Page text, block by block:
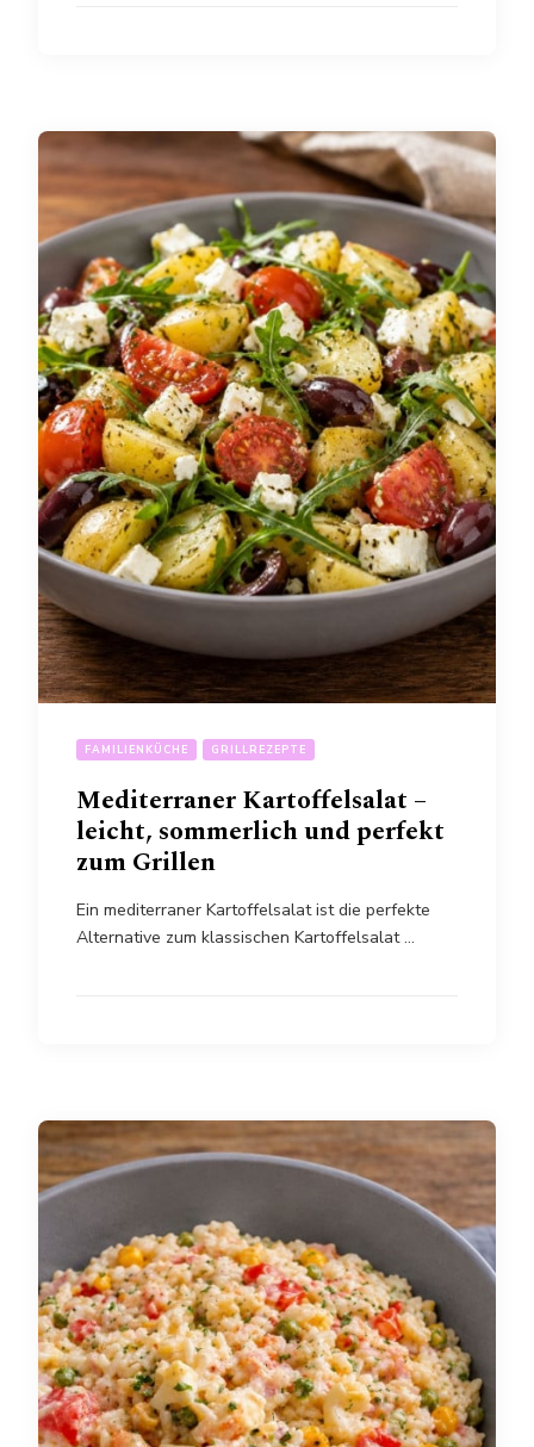
FAMILIENKÜCHE GRILLREZEPTE
Mediterraner Kartoffelsalat –
leicht, sommerlich und perfekt
zum Grillen
Ein mediterraner Kartoffelsalat ist die perfekte
Alternative zum klassischen Kartoffelsalat …